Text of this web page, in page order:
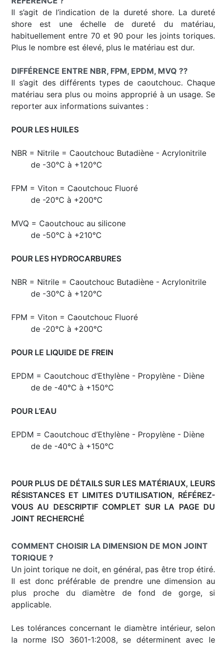
Il s’agit de l’indication de la dureté shore. La dureté
shore est une échelle de dureté du matériau,
habituellement entre 70 et 90 pour les joints toriques.
Plus le nombre est élevé, plus le matériau est dur.
DIFFÉRENCE ENTRE NBR, FPM, EPDM, MVQ ??
Il s’agit des différents types de caoutchouc. Chaque
matériau sera plus ou moins approprié à un usage. Se
reporter aux informations suivantes :
POUR LES HUILES
NBR = Nitrile = Caoutchouc Butadiène - Acrylonitrile
de -30°C à +120°C
FPM = Viton = Caoutchouc Fluoré
de -20°C à +200°C
MVQ = Caoutchouc au silicone
de -50°C à +210°C
POUR LES HYDROCARBURES
NBR = Nitrile = Caoutchouc Butadiène - Acrylonitrile
de -30°C à +120°C
FPM = Viton = Caoutchouc Fluoré
de -20°C à +200°C
POUR LE LIQUIDE DE FREIN
EPDM = Caoutchouc d’Ethylène - Propylène - Diène
de de -40°C à +150°C
POUR L’EAU
EPDM = Caoutchouc d’Ethylène - Propylène - Diène
de de -40°C à +150°C
POUR PLUS DE DÉTAILS SUR LES MATÉRIAUX, LEURS
RÉSISTANCES ET LIMITES D’UTILISATION, RÉFÉREZ-
VOUS AU DESCRIPTIF COMPLET SUR LA PAGE DU
JOINT RECHERCHÉ
COMMENT CHOISIR LA DIMENSION DE MON JOINT
TORIQUE ?
Un joint torique ne doit, en général, pas être trop étiré.
Il est donc préférable de prendre une dimension au
plus proche du diamètre de fond de gorge, si
applicable.
Les tolérances concernant le diamètre intérieur, selon
la norme ISO 3601-1:2008, se déterminent avec le